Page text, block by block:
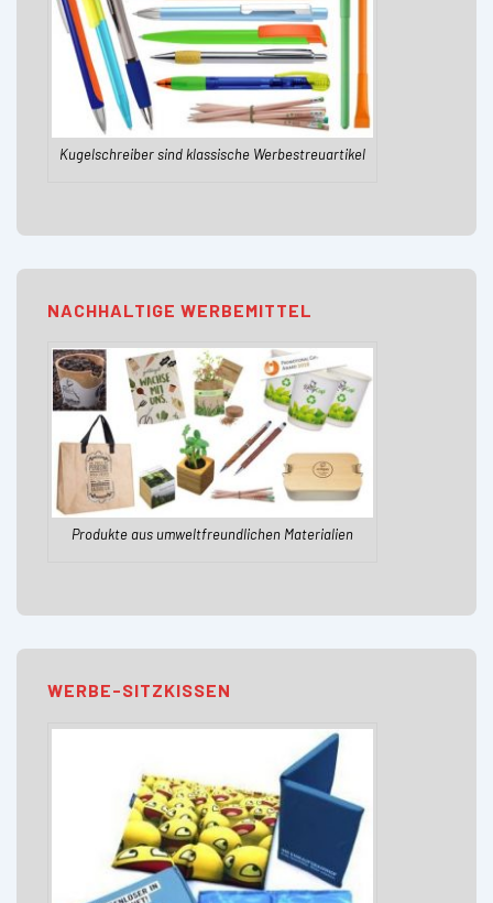
Kugelschreiber sind klassische Werbestreuartikel
NACHHALTIGE WERBEMITTEL
Produkte aus umweltfreundlichen Materialien
WERBE-SITZKISSEN